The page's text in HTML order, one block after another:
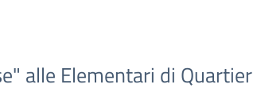
alle Elementari di Quartier